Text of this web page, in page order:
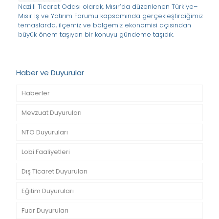
Nazilli Ticaret Odası olarak, Mısır’da düzenlenen Türkiye–
Mısır İş ve Yatırım Forumu kapsamında gerçekleştirdiğimiz
temaslarda, ilçemiz ve bölgemiz ekonomisi açısından
büyük önem taşıyan bir konuyu gündeme taşıdık.
Haber ve Duyurular
Haberler
Mevzuat Duyuruları
NTO Duyuruları
Lobi Faaliyetleri
Dış Ticaret Duyuruları
Eğitim Duyuruları
Fuar Duyuruları